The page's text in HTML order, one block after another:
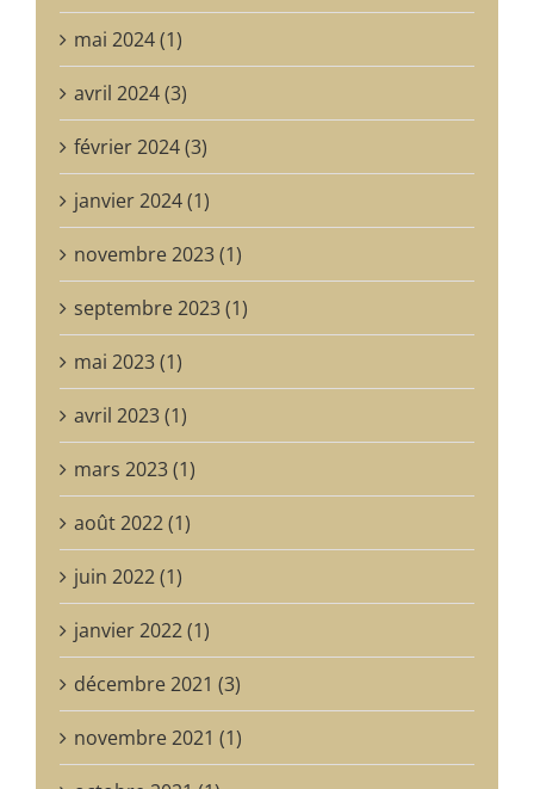
mai 2024 (1)
avril 2024 (3)
février 2024 (3)
janvier 2024 (1)
novembre 2023 (1)
septembre 2023 (1)
mai 2023 (1)
avril 2023 (1)
mars 2023 (1)
août 2022 (1)
juin 2022 (1)
janvier 2022 (1)
décembre 2021 (3)
novembre 2021 (1)